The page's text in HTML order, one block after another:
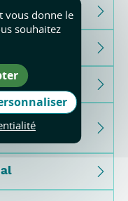
et carte
vous donne le
souhaitez